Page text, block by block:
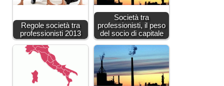
Regole società tra
professionisti 2013
Società tra
professionisti, il peso
del socio di capitale